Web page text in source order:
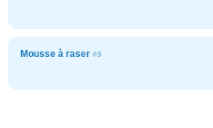
Mousse à raser #5